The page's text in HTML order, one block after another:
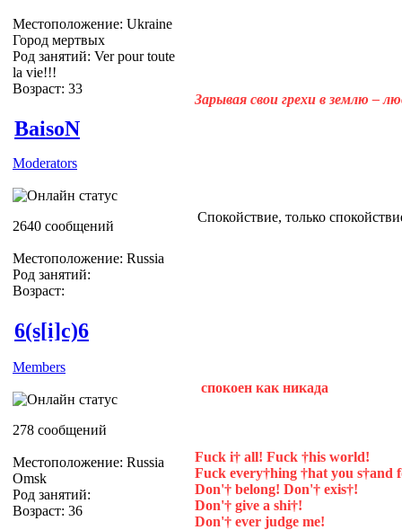
Местоположение: Ukraine
Город мертвых
Род занятий: Ver pour toute
la vie!!!
Возраст: 33
Зарывая свои грехи в землю –
BaisoN
Moderators
2640 сообщений
Местоположение: Russia
Род занятий:
Возраст:
Спокойствие, только
6(s[i]c)6
Members
278 сообщений
Местоположение: Russia
Omsk
Род занятий:
Возраст: 36
спокоен как никада
Fuck i† all! Fuck †his world!
Fuck every†hing †hat you s†and
Don'† belong! Don'† exis†!
Don'† give a shi†!
Don'† ever judge me!